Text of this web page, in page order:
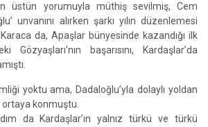
üstün yorumuyla müthiş sevilmiş, Cem
unvanını alırken şarkı yılın düzenlemesi
da, Apaşlar bünyesinde kazandığı ilk
Gözyaşları’nın başarısını, Kardaşlar’da
yoktu ama, Dadaloğlu’yla dolaylı yoldan
ortaya konmuştu.
da Kardaşlar’ın yalnız türkü ve türkü